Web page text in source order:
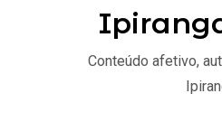
Conteúdo afetivo,